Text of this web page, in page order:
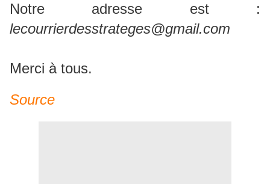
Notre adresse est :
lecourrierdesstrateges@gmail.com
Merci à tous.
Source